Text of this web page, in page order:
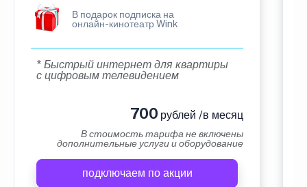
В подарок подписка на
онлайн-кинотеатр Wink
* Быстрый интернет для квартиры
с цифровым телевидением
700 рублей /в месяц
В стоимость тарифа не включены
дополнительные услуги и оборудование
подключаем по акции